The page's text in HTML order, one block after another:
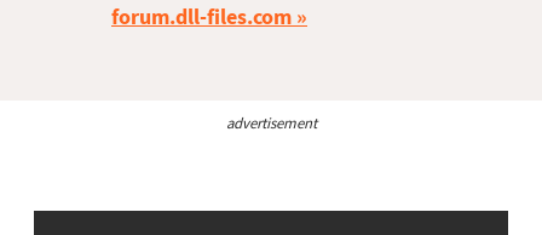
forum.dll-files.com
advertisement